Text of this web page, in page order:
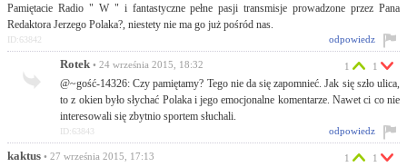
Pamiętacie Radio " W " i fantastyczne pełne pasji transmisje prowadzone przez Pana
Redaktora Jerzego Polaka?, niestety nie ma go już pośród nas.
odpowiedz
ID:63842
Rotek • 24 września 2015, 18:32
@~gość-14326: Czy pamiętamy? Tego nie da się zapomnieć. Jak się szło ulica,
to z okien było słychać Polaka i jego emocjonalne komentarze. Nawet ci co nie
interesowali się zbytnio sportem słuchali.
1 1
odpowiedz
ID:63843
kaktus • 27 września 2015, 17:13 1 1